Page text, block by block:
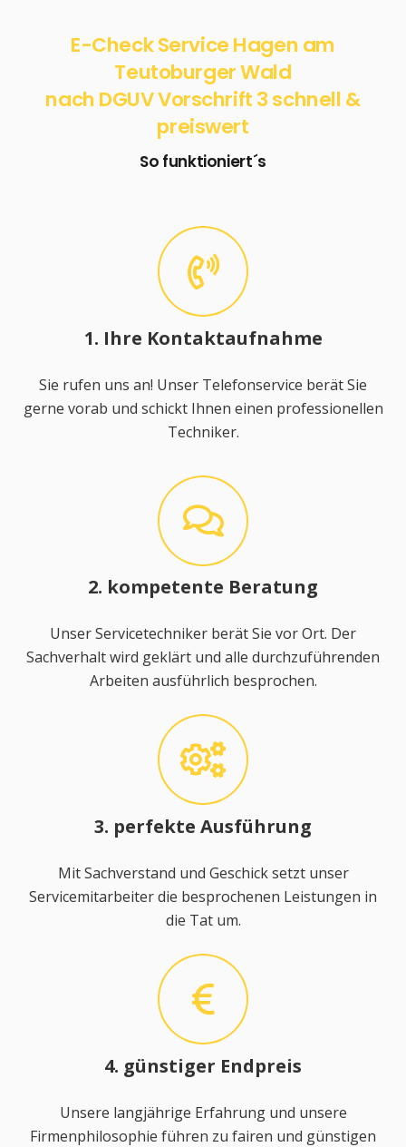
E-Check Service Hagen am
Teutoburger Wald
nach DGUV Vorschrift 3 schnell &
preiswert
So funktioniert´s
1. Ihre Kontaktaufnahme
Sie rufen uns an! Unser Telefonservice berät Sie
gerne vorab und schickt Ihnen einen professionellen
Techniker.
2. kompetente Beratung
Unser Servicetechniker berät Sie vor Ort. Der
Sachverhalt wird geklärt und alle durchzuführenden
Arbeiten ausführlich besprochen.
3. perfekte Ausführung
Mit Sachverstand und Geschick setzt unser
Servicemitarbeiter die besprochenen Leistungen in
die Tat um.
4. günstiger Endpreis
Unsere langjährige Erfahrung und unsere
Firmenphilosophie führen zu fairen und günstigen